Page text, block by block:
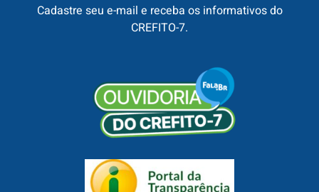
Cadastre seu e-mail e receba os informativos do
CREFITO-7.